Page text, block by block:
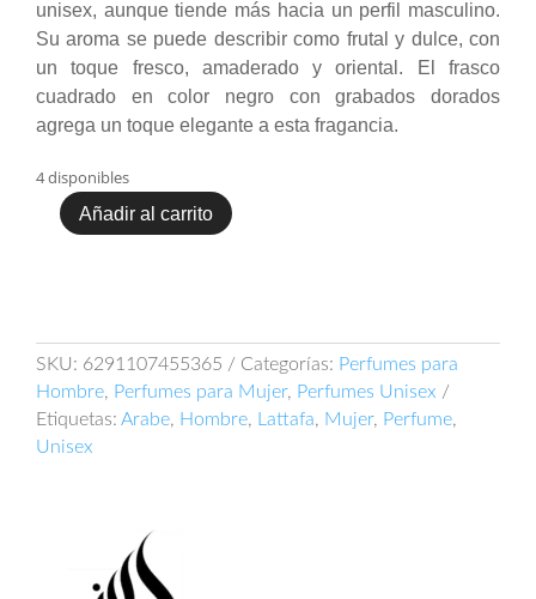
unisex, aunque tiende más hacia un perfil masculino.
Su aroma se puede describir como frutal y dulce, con
un toque fresco, amaderado y oriental. El frasco
cuadrado en color negro con grabados dorados
agrega un toque elegante a esta fragancia.
4 disponibles
Lattafa
EDP
cantidad
Añadir al carrito
SKU: 6291107455365 Categorías: Perfumes para
Hombre, Perfumes para Mujer, Perfumes Unisex
Etiquetas: Arabe, Hombre, Lattafa, Mujer, Perfume,
Unisex